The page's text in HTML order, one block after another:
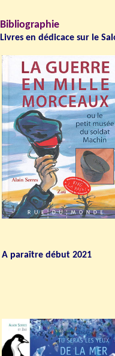
Bibliographie
Livres en dédicace sur le
A paraître début 2021